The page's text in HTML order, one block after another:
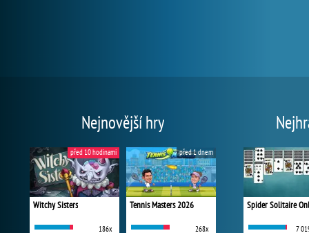
Nejnovější hry
Witchy Sisters
186x
před 10 hodinami
Tennis Masters 2026
268x
před 1 dnem
Spider Solitaire
7